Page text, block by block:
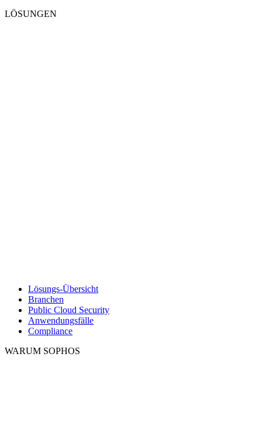
LÖSUNGEN
Lösungs-Übersicht
Branchen
Public Cloud Security
Anwendungsfälle
Compliance
WARUM SOPHOS